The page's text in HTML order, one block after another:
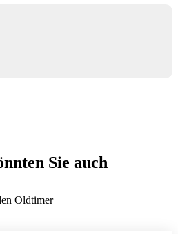
Sie auch
Oldtimer